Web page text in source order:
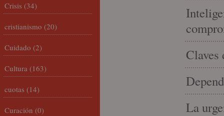
Claves
La
Crisis (34)
cristianismo (20)
Cuidado (2)
Cultura (163)
cuotas (14)
Curación (0)